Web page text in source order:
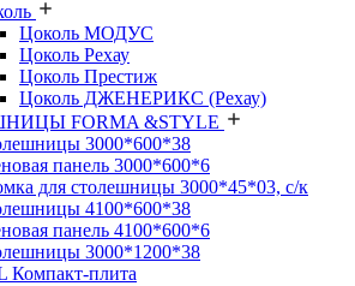
Цоколь МОДУС
Цоколь Рехау
Цоколь Престиж
Цоколь ДЖЕНЕРИКС (Рехау)
FORMA &STYLE
3000*600*38
панель 3000*600*6
для столешницы 3000*45*03, с/к
4100*600*38
панель 4100*600*6
3000*1200*38
Компакт-плита